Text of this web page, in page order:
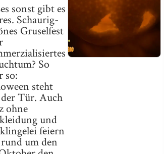
sonst gibt es
Schaurig-
Gruselfest
So
so:
steht
Tür. Auch
ohne
und
feiern
um den